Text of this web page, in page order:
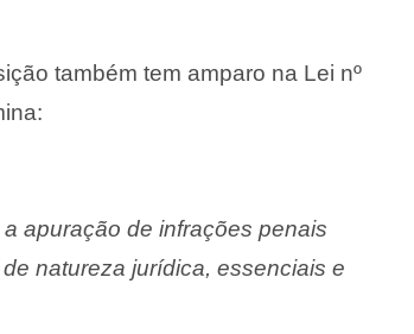
também tem amparo na Lei nº
apuração de infrações penais
natureza jurídica, essenciais e